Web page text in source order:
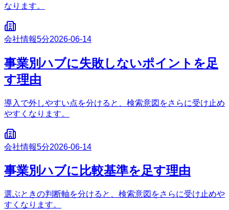
なります。
会社情報5分2026-06-14
事業別ハブに失敗しないポイントを足
す理由
導入で外しやすい点を分けると、検索意図をさらに受け止め
やすくなります。
会社情報5分2026-06-14
事業別ハブに比較基準を足す理由
選ぶときの判断軸を分けると、検索意図をさらに受け止めや
すくなります。